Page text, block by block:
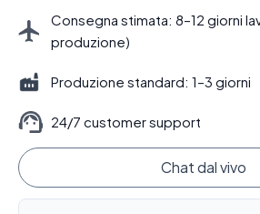
Consegna stimata: 8–12 giorni
produzione)
Produzione standard: 1–3 giorni
24/7 customer support
Chat dal vivo